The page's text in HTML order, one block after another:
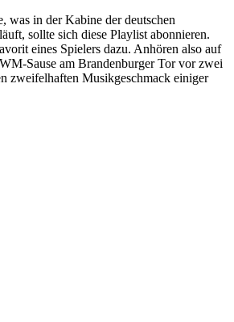
was in der Kabine der deutschen
sollte sich diese Playlist abonnieren.
eines Spielers dazu. Anhören also auf
Sause am Brandenburger Tor vor zwei
zweifelhaften Musikgeschmack einiger